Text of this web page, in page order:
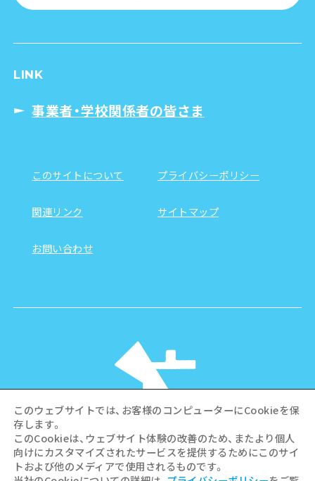
LINK
事業者・学校関係者の皆さま
このサイトについて プライバシーポリシー
関連リンク サイトマップ
お問い合わせ
©Hiroshima Tourism Association /
Hiroshima Prefecture / Hiroshima City .
このウェブサイトでは、お客様のコンピューターにCookieを保
存します。
このCookieは、ウェブサイト体験の改善のため、またより個人
向けにカスタマイズされたサービスを提供するためにこのサイ
トおよび他のメディアで使用されるものです。